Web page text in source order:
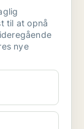
til at opnå
nye